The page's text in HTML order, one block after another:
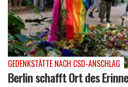
GEDENKSTÄTTE NACH CSD-ANSCHLAG
Berlin schafft Ort des